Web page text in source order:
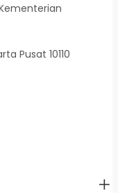
Pusat 10110